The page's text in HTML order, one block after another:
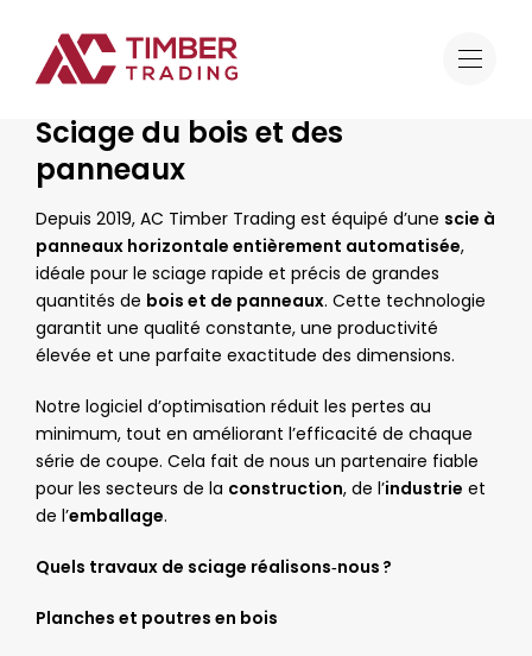
Offre
Travaux de transformation du bois
Sciage du bois et des panneaux
Sciage du bois et des
panneaux
Depuis 2019, AC Timber Trading est équipé d’une scie à
panneaux horizontale entièrement automatisée,
idéale pour le sciage rapide et précis de grandes
quantités de bois et de panneaux. Cette technologie
garantit une qualité constante, une productivité
élevée et une parfaite exactitude des dimensions.
Notre logiciel d’optimisation réduit les pertes au
minimum, tout en améliorant l’efficacité de chaque
série de coupe. Cela fait de nous un partenaire fiable
pour les secteurs de la construction, de l’industrie et
de l’emballage.
Quels travaux de sciage réalisons‑nous ?
Planches et poutres en bois